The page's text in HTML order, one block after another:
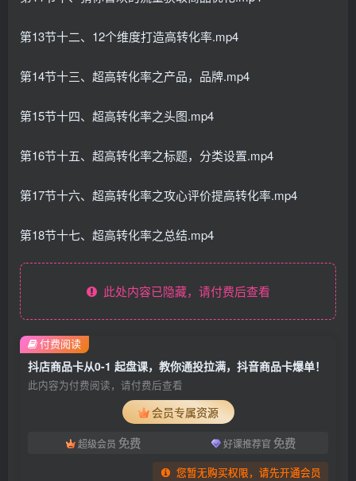
第13节十二、12个维度打造高转化率.mp4
第14节十三、超高转化率之产品，品牌.mp4
第15节十四、超高转化率之头图.mp4
第16节十五、超高转化率之标题，分类设置.mp4
第17节十六、超高转化率之攻心评价提高转化率.mp4
第18节十七、超高转化率之总结.mp4
此处内容已隐藏，请付费后查看
抖店商品卡从0-1 起盘课，教你通投拉满，抖音商品卡爆单！
此内容为付费阅读，请付费后查看
会员专属资源
超级会员 免费 好课推荐官 免费
您暂无购买权限，请先开通会员
付费阅读